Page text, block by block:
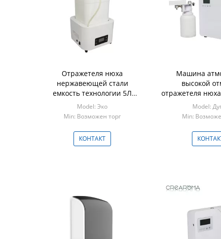
Отражетеля нюха
нержавеющей стали
емкость технологии 5Л
диффузии духов
промышленного уникальная
запатентованная
Model: Эко
Min: Возможен торг
КОНТАКТ
Машина
высокой
отражетеля
офисногоModel:
Min: